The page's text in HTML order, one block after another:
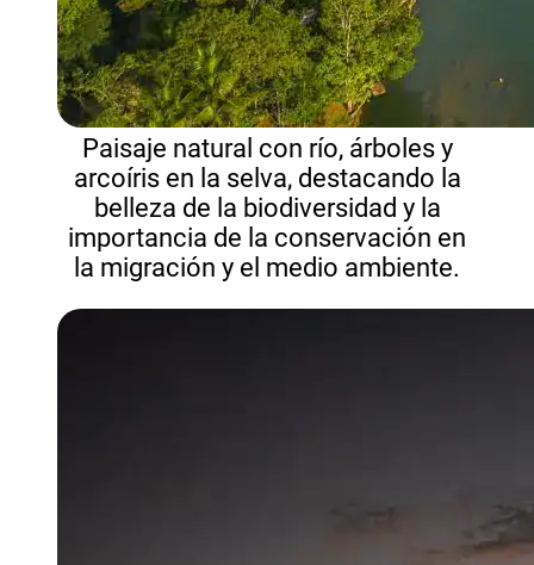
Paisaje natural con río, árboles y
arcoíris en la selva, destacando la
belleza de la biodiversidad y la
importancia de la conservación en
la migración y el medio ambiente.